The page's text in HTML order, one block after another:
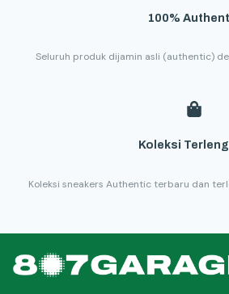
100%
Seluruh produk dijamin asli (authentic)
Koleksi
Koleksi sneakers Authentic terbaru dan